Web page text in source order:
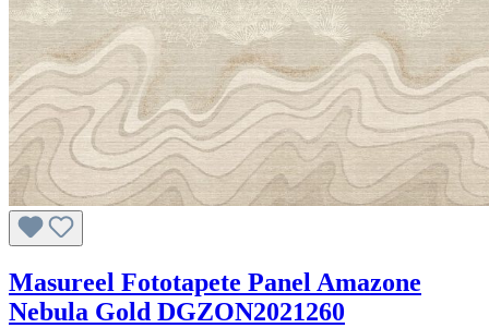
Masureel Fototapete Panel Amazone
Nebula Gold DGZON2021260